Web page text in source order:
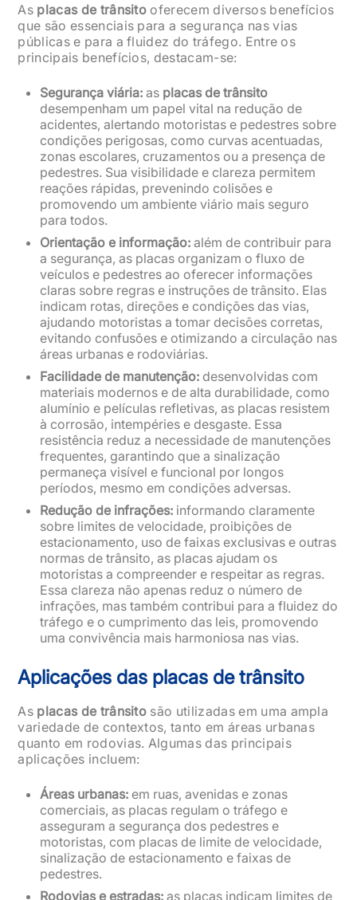
As placas de trânsito oferecem diversos benefícios
que são essenciais para a segurança nas vias
públicas e para a fluidez do tráfego. Entre os
principais benefícios, destacam-se:
Segurança viária:as placas de trânsito
desempenham um papel vital na redução de
acidentes, alertando motoristas e pedestres sobre
condições perigosas, como curvas acentuadas,
zonas escolares, cruzamentos ou a presença de
pedestres. Sua visibilidade e clareza permitem
reações rápidas, prevenindo colisões e
promovendo um ambiente viário mais seguro
para todos.
Orientação e informação: além de contribuir para
a segurança, as placas organizam o fluxo de
veículos e pedestres ao oferecer informações
claras sobre regras e instruções de trânsito. Elas
indicam rotas, direções e condições das vias,
ajudando motoristas a tomar decisões corretas,
evitando confusões e otimizando a circulação nas
áreas urbanas e rodoviárias.
Facilidade de manutenção: desenvolvidas com
materiais modernos e de alta durabilidade, como
alumínio e películas refletivas, as placas resistem
à corrosão, intempéries e desgaste. Essa
resistência reduz a necessidade de manutenções
frequentes, garantindo que a sinalização
permaneça visível e funcional por longos
períodos, mesmo em condições adversas.
Redução de infrações: informando claramente
sobre limites de velocidade, proibições de
estacionamento, uso de faixas exclusivas e outras
normas de trânsito, as placas ajudam os
motoristas a compreender e respeitar as regras.
Essa clareza não apenas reduz o número de
infrações, mas também contribui para a fluidez do
tráfego e o cumprimento das leis, promovendo
uma convivência mais harmoniosa nas vias.
Aplicações das placas de trânsito
As placas de trânsito são utilizadas em uma ampla
variedade de contextos, tanto em áreas urbanas
quanto em rodovias. Algumas das principais
aplicações incluem:
Áreas urbanas: em ruas, avenidas e zonas
comerciais, as placas regulam o tráfego e
asseguram a segurança dos pedestres e
motoristas, com placas de limite de velocidade,
sinalização de estacionamento e faixas de
pedestres.
Rodovias e estradas: as placas indicam limites de